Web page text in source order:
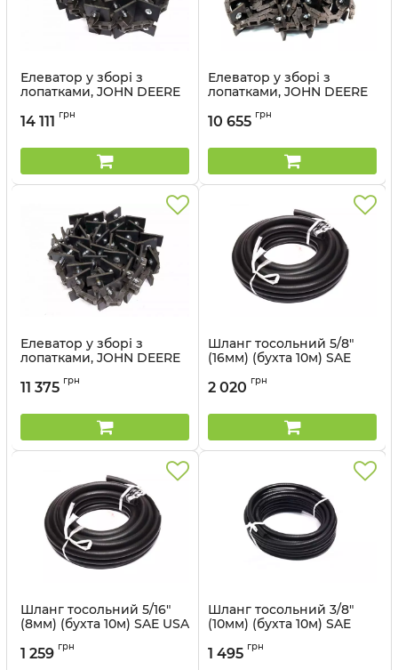
Елеватор у зборі з
лопатками, JOHN DEERE
99) - Cametet
14 111 грн
Елеватор у зборі з
лопатками, JOHN DEERE
(50013-11) - Cametet
10 655 грн
Елеватор у зборі з
лопатками, JOHN DEERE
- Cametet
11 375 грн
Шланг тосольний 5/8"
(16мм) (бухта 10м) SAE
DEERE, CASE, NEW
Cametet
65205-55
2 020 грн
Шланг тосольний 5/16"
(8мм) (бухта 10м) SAE USA
NEW HOLLAND (36557-77)
1 259 грн
Шланг тосольний 3/8"
(10мм) (бухта 10м) SAE
DEERE, NEW HOLLAND
1 495 грн